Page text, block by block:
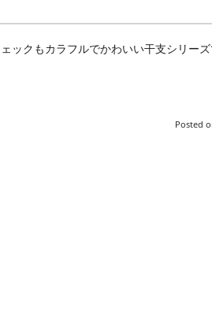
ックもカラフルでかわいい干支シリ
Posted